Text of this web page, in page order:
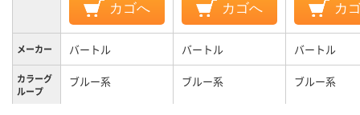
カゴへ カゴへ カ
メーカー バートル バートル バートル
カラーグ
ループ
ブルー系 ブルー系 ブルー系